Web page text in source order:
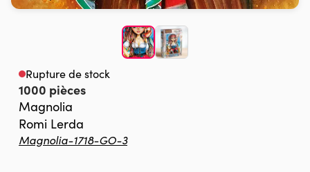
Rupture de stock
1000 pièces
Magnolia
Romi Lerda
Magnolia-1718-GO-3